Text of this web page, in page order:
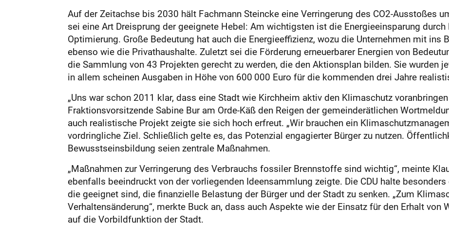
Auf der Zeitachse bis 2030 hält Fachmann Steincke eine Verringerung des CO2-Ausstoßes
sei eine Art Dreisprung der geeignete Hebel: Am wichtigsten ist die Energieeinsparung
Optimierung. Große Bedeutung hat auch die Energieeffizienz, wozu die Unternehmen mit ins
ebenso wie die Privathaushalte. Zuletzt sei die Förderung erneuerbarer Energien von
die Sammlung von 43 Projekten gerecht zu werden, die den Aktionsplan bilden. Sie wurden
in allem scheinen Ausgaben in Höhe von 600 000 Euro für die kommenden drei Jahre
„Uns war schon 2011 klar, dass eine Stadt wie Kirchheim aktiv den Klimaschutz
Fraktionsvorsitzende Sabine Bur am Orde-Käß den Reigen der gemeinderätlichen
auch realistische Projekt zeigte sie sich hoch erfreut. „Wir brauchen ein
vordringliche Ziel. Schließlich gelte es, das Potenzial engagierter Bürger zu nutzen.
Bewusstseinsbildung seien zentrale Maßnahmen.
„Maßnahmen zur Verringerung des Verbrauchs fossiler Brennstoffe sind wichtig“, meinte
ebenfalls beeindruckt von der vorliegenden Ideensammlung zeigte. Die CDU halte
die geeignet sind, die finanzielle Belastung der Bürger und der Stadt zu senken. „Zum
Verhaltensänderung“, merkte Buck an, dass auch Aspekte wie der Einsatz für den Erhalt von
auf die Vorbildfunktion der Stadt.